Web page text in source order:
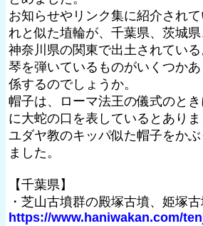
お知らせやリンク集に紹介され
れと似た埴輪が、千葉県、茨城県
神奈川県の関東で出土されている
琴を弾いているものがいくつか
係するのでしょうか。
帽子は、ローマ法王の儀式のと
に大蛇の口を表しているとあり
ユダヤ教のキッパ似た帽子をか
ました。
【千葉県】
・芝山古墳群の殿塚古墳、姫塚
https://www.haniwakan.com/